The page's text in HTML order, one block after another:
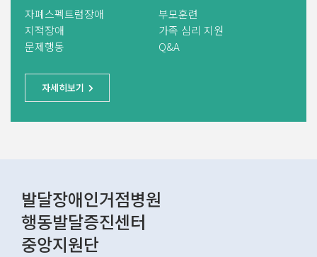
자폐스펙트럼장애
지적장애
문제행동
부모훈련
가족 심리 지원
Q&A
자세히보기
발달장애인거점병원
행동발달증진센터
중앙지원단